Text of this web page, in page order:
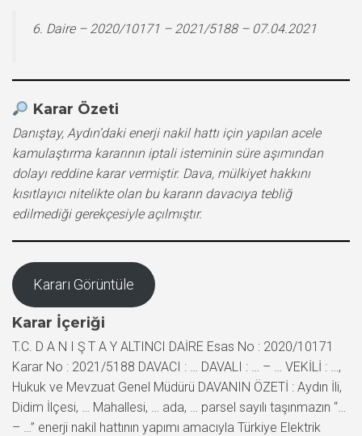
6. Daire – 2020/10171 – 2021/5188 – 07.04.2021
Karar Özeti
Danıştay, Aydın’daki enerji nakil hattı için yapılan acele
kamulaştırma kararının iptali isteminin süre aşımından
dolayı reddine karar vermiştir. Dava, mülkiyet hakkını
kısıtlayıcı nitelikte olan bu kararın davacıya tebliğ
edilmediği gerekçesiyle açılmıştır.
Kararı Görüntüle
Karar İçeriği
T.C. D A N I Ş T A Y ALTINCI DAİRE Esas No : 2020/10171
Karar No : 2021/5188 DAVACI : … DAVALI : … – … VEKİLİ : …,
Hukuk ve Mevzuat Genel Müdürü DAVANIN ÖZETİ : Aydın İli,
Didim İlçesi, … Mahallesi, … ada, … parsel sayılı taşınmazın “…
– …” enerji nakil hattının yapımı amacıyla Türkiye Elektrik